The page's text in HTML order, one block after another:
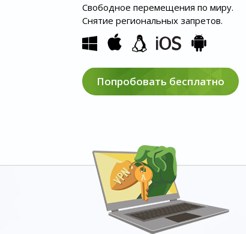
Свободное перемещения по миру.
Снятие региональных запретов.
Попробовать бесплатно